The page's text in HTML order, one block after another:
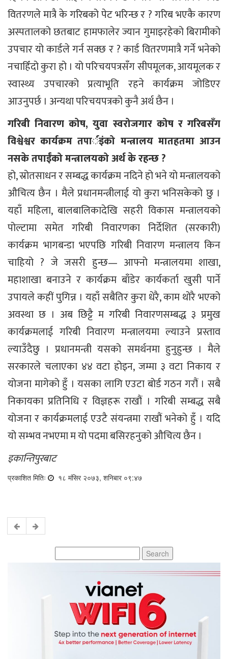
वितरणले मात्रै के गरिबको पेट भरिन्छ र ? गरिब भएकै कारण
अस्पतालको छतबाट हामफालेर ज्यान गुमाइरहेको बिरामीको
उपचार यो कार्डले गर्न सक्छ र ? कार्ड वितरणमात्रै गर्ने भनेको
नचाहिँंदो कुरा हो । यो परिचयपत्रसँग सीपमूलक, आयमूलक र
स्वास्थ्य उपचारको प्रत्याभूति रहने कार्यक्रम जोडिएर
आउनुपर्छ । अन्यथा परिचयपत्रको कुनै अर्थ छैन ।
गरिबी निवारण कोष, युवा स्वरोजगार कोष र गरिबसँग
विश्वेश्वर कार्यक्रम तपार्इंको मन्त्रालय मातहतमा आउन
नसके तपाईंको मन्त्रालयको अर्थ के रहन्छ ?
हो, स्रोतसाधन र सम्बद्ध कार्यक्रम नदिने हो भने यो मन्त्रालयको
औचित्य छैन । मैले प्रधानमन्त्रीलाई यो कुरा भनिसकेको छु ।
यहाँ महिला, बालबालिकादेखि सहरी विकास मन्त्रालयको
पोल्टामा समेत गरिबी निवारणका निर्देशित (सरकारी)
कार्यक्रम भागबन्डा भएपछि गरिबी निवारण मन्त्रालय किन
चाहियो ? जे जसरी हुन्छ— आफ्नो मन्त्रालयमा शाखा,
महाशाखा बनाउने र कार्यक्रम बाँडेर कार्यकर्ता खुसी पार्ने
उपायले कहीं पुगिन्न । यहाँ सबैतिर कुरा धेरै, काम थोरै भएको
अवस्था छ । अब छिट्टै म गरिबी निवारणसम्बद्ध ३ प्रमुख
कार्यक्रमलाई गरिबी निवारण मन्त्रालयमा ल्याउने प्रस्ताव
ल्याउँदैछु । प्रधानमन्त्री यसको समर्थनमा हुनुहुन्छ । मैले
सरकारले चलाएका ४४ वटा होइन, जम्मा ३ वटा निकाय र
योजना मागेको हुँ । यसका लागि एउटा बोर्ड गठन गरौं । सबै
निकायका प्रतिनिधि र विज्ञहरू राखौं । गरिबी सम्बद्ध सबै
योजना र कार्यक्रमलाई एउटै संयन्त्रमा राखौं भनेको हुँ । यदि
यो सम्भव नभएमा म यो पदमा बसिरहनुको औचित्य छैन ।
इकान्तिपुरबाट
प्रकाशित मितिः १८ मंसिर २०७३, शनिबार ०९:४७
for: